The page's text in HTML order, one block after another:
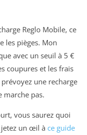
Reglo Mobile, ce
les pièges. Mon
avec un seuil à 5 €
coupures et les frais
une recharge
marche pas.
vous saurez quoi
un œil à ce guide